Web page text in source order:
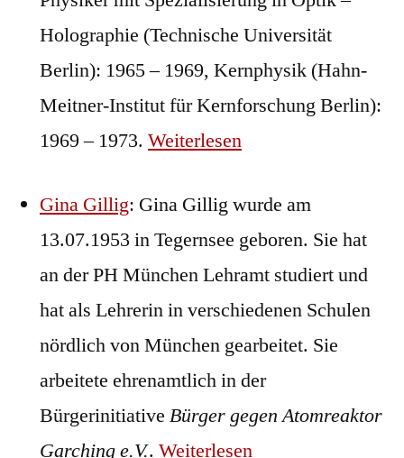
Holographie (Technische Universität
Berlin): 1965 – 1969, Kernphysik (Hahn-
Meitner-Institut für Kernforschung Berlin):
1969 – 1973. Weiterlesen
Gina Gillig: Gina Gillig wurde am
13.07.1953 in Tegernsee geboren. Sie hat
an der PH München Lehramt studiert und
hat als Lehrerin in verschiedenen Schulen
nördlich von München gearbeitet. Sie
arbeitete ehrenamtlich in der
Bürgerinitiative Bürger gegen Atomreaktor
Garching e.V.. Weiterlesen